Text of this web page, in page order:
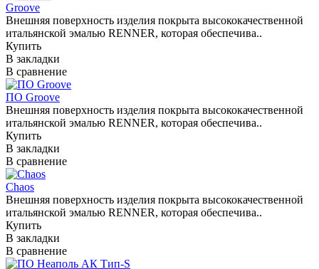
Groove
Внешняя поверхность изделия покрыта высококачественной
итальянской эмалью RENNER, которая обеспечива..
Купить
В закладки
В сравнение
ПО Groove
Внешняя поверхность изделия покрыта высококачественной
итальянской эмалью RENNER, которая обеспечива..
Купить
В закладки
В сравнение
Chaos
Внешняя поверхность изделия покрыта высококачественной
итальянской эмалью RENNER, которая обеспечива..
Купить
В закладки
В сравнение